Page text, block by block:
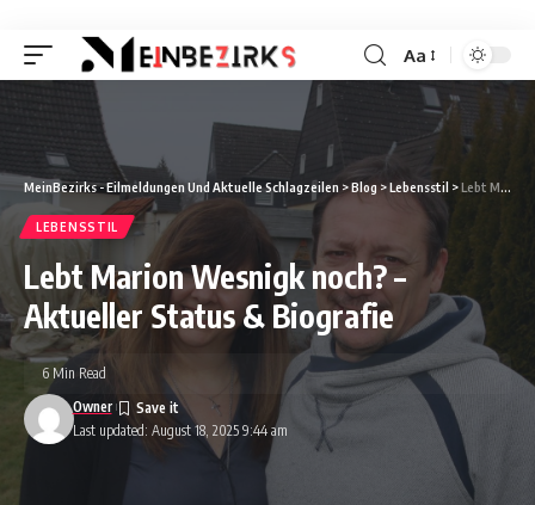
Font
Resizer
Aa
MeinBezirks - Eilmeldungen Und Aktuelle Schlagzeilen >Blog >Lebensstil >Lebt Marion Wesnigk noch? – Aktueller Status & Biografie
LEBENSSTIL
Lebt Marion Wesnigk noch? –
Aktueller Status & Biografie
Last updated: August 18, 2025 9:44 am
Owner
6 Min Read